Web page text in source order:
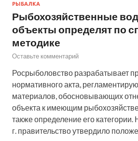
РЫБАЛКА
Рыбохозяйственные
объекты определят по
методике
Оставьте комментарий
Росрыболовство разрабатывает
нормативного акта,
материалов, обосновывающих
объекта к имеющим
также определение его
г. правительство утвердило